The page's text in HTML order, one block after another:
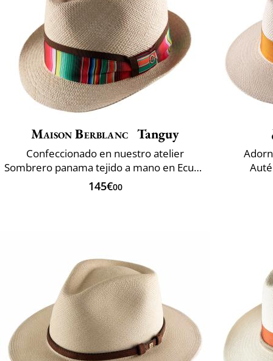
Maison Berblanc Tanguy
Confeccionado en nuestro atelier
Sombrero panama tejido a mano en Ecuador
145€00